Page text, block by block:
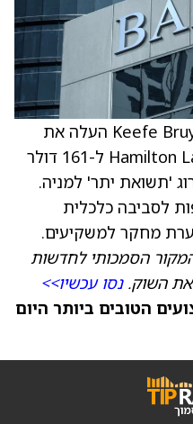
) ל-161 דולר
'תשואת יתר' למניה.
לסביבה כלכלית
הסמכותי לחדשות
את השוק.נסו עכשיו>>
הטובים ביותר היום